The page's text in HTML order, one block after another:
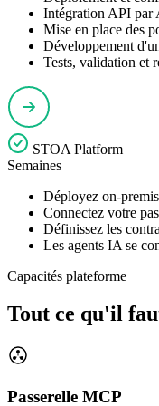
Intégration API par
Mise en place des
Développement
Tests, validation et
STOA Platform
Semaines
Déployez on-
Connectez votre
Définissez les
Les agents IA se
Capacités plateforme
Tout ce qu'il
Passerelle MCP